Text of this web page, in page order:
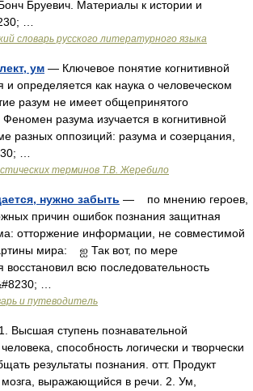
Бруевич. Материалы к истории и
…
словарь русского литературного языка
ум — Ключевое понятие когнитивной
и определяется как наука о человеческом
разум не имеет общепринятого
разума изучается в когнитивной
разных оппозиций: разума и созерцания,
…
терминов Т.В. Жеребило
нужно забыть — по мнению героев,
причин ошибок познания защитная
отторжение информации, не совместимой
мира: ஐ Так вот, по мере
восстановил всю последовательность
…
и путеводитель
Высшая ступень познавательной
способность логически и творчески
результаты познания. отт. Продукт
мозга, выражающийся в речи. 2. Ум,